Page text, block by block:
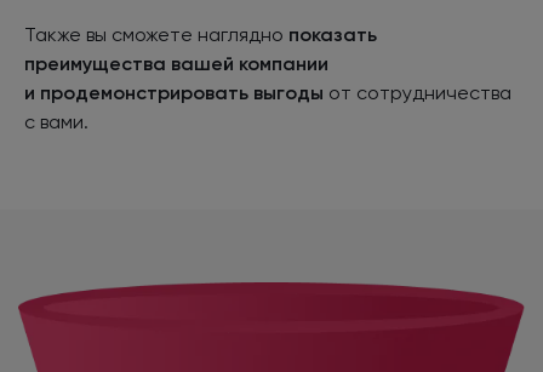
Также вы сможете наглядно показать
преимущества вашей компании
и продемонстрировать выгоды от сотрудничества
с вами.